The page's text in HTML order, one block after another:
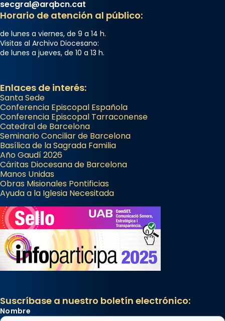
secgral@arqbcn.cat
Horario de atención al público:
de lunes a viernes, de 9 a 14 h.
Visitas al Archivo Diocesano:
de lunes a jueves, de 10 a 13 h.
Enlaces de interés:
Santa Sede
Conferencia Episcopal Española
Conferencia Episcopal Tarraconense
Catedral de Barcelona
Seminario Conciliar de Barcelona
Basílica de la Sagrada Familia
Año Gaudí 2026
Cáritas Diocesana de Barcelona
Manos Unidas
Obras Misionales Pontificias
Ayuda a la Iglesia Necesitada
Suscríbase a nuestro boletín electrónico:
Nombre